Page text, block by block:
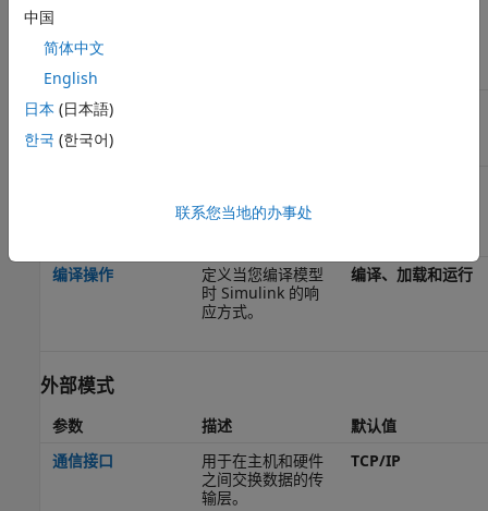
时钟
参数
CPU 时钟(MHz)
编译操作
定义当您编译模型
时 Simulink 的响
应方式。
编译、加载和运行
外部模式
参数 描述
默认值
通信接口
用于在主机和硬件
之间交换数据的传
输层。
TCP/IP
中国
简体中文
English
日本 (日本語)
한국 (한국어)
联系您当地的办事处